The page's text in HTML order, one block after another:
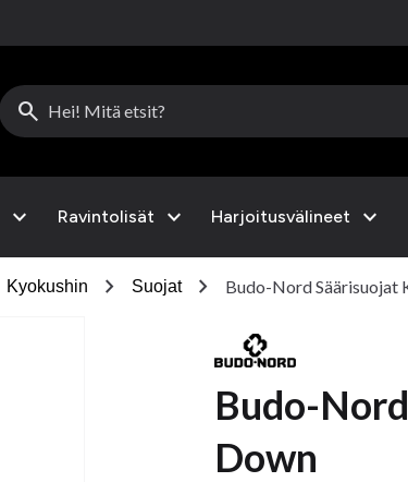
search
expand_more Ravintolisät expand_more Harjoitusvälineet expand_more
Kyokushin chevron_right Suojat chevron_right Budo-Nord Säärisuojat
Budo-
Down